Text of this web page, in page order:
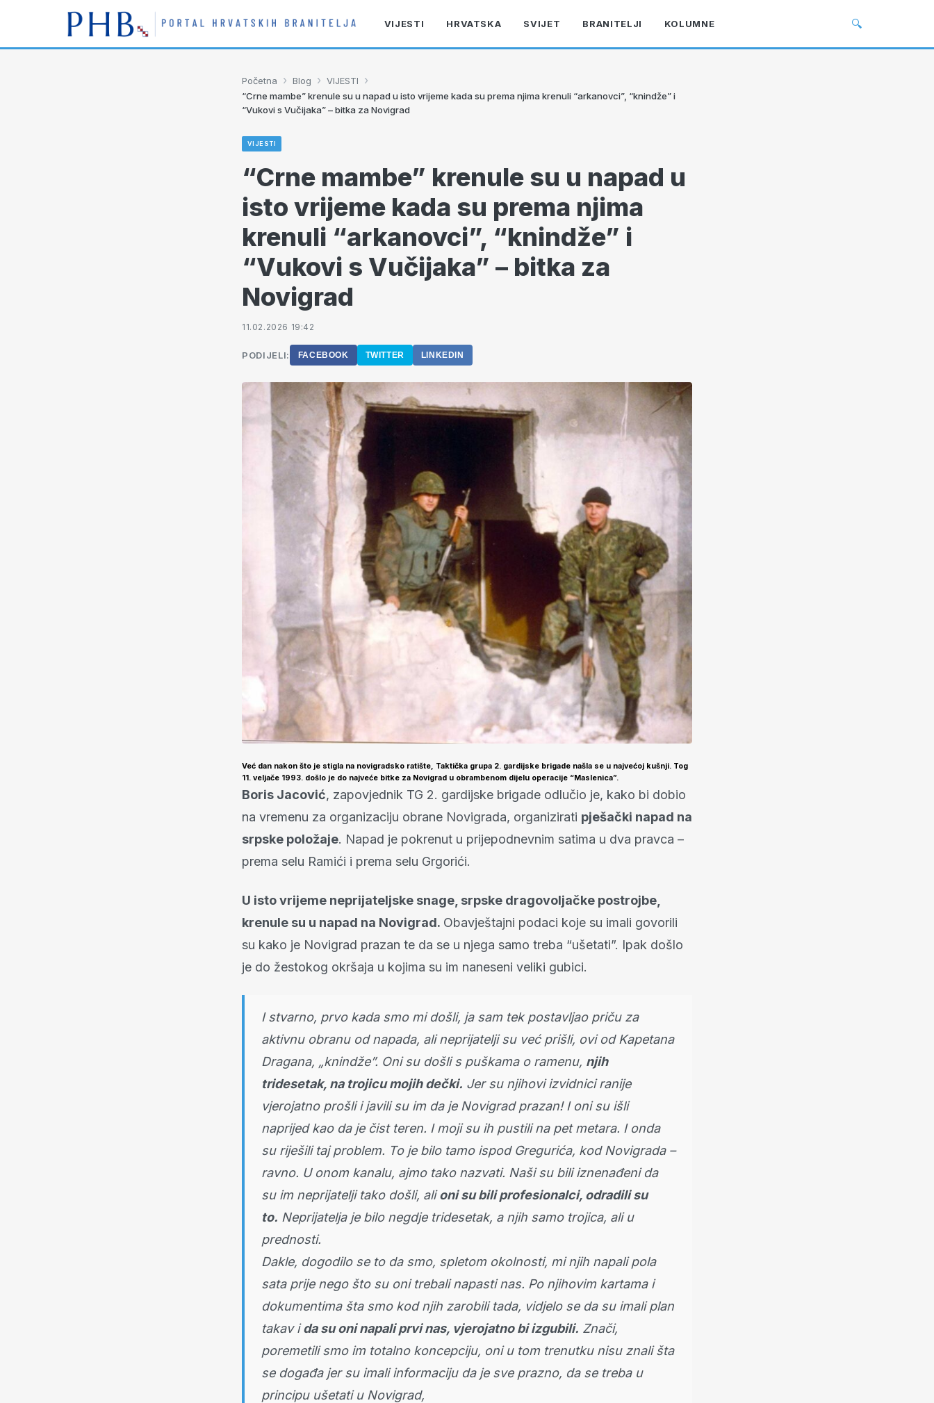
VIJESTI HRVATSKA SVIJET BRANITELJI KOLUMNE 🔍
Početna › Blog › VIJESTI ›
“Crne mambe” krenule su u napad u isto vrijeme kada su prema njima krenuli “arkanovci”, “knindže” i
“Vukovi s Vučijaka” – bitka za Novigrad
VIJESTI
“Crne mambe” krenule su u napad u
isto vrijeme kada su prema njima
krenuli “arkanovci”, “knindže” i
“Vukovi s Vučijaka” – bitka za
Novigrad
11.02.2026 19:42
PODIJELI: FACEBOOK TWITTER LINKEDIN
Već dan nakon što je stigla na novigradsko ratište, Taktička grupa 2. gardijske brigade našla se u najvećoj kušnji. Tog
11. veljače 1993. došlo je do najveće bitke za Novigrad u obrambenom dijelu operacije “Maslenica”.
Boris Jacović, zapovjednik TG 2. gardijske brigade odlučio je, kako bi dobio
na vremenu za organizaciju obrane Novigrada, organizirati pješački napad na
srpske položaje. Napad je pokrenut u prijepodnevnim satima u dva pravca –
prema selu Ramići i prema selu Grgorići.
U isto vrijeme neprijateljske snage, srpske dragovoljačke postrojbe,
krenule su u napad na Novigrad. Obavještajni podaci koje su imali govorili
su kako je Novigrad prazan te da se u njega samo treba “ušetati”. Ipak došlo
je do žestokog okršaja u kojima su im naneseni veliki gubici.
I stvarno, prvo kada smo mi došli, ja sam tek postavljao priču za
aktivnu obranu od napada, ali neprijatelji su već prišli, ovi od Kapetana
Dragana, „knindže”. Oni su došli s puškama o ramenu, njih
tridesetak, na trojicu mojih dečki. Jer su njihovi izvidnici ranije
vjerojatno prošli i javili su im da je Novigrad prazan! I oni su išli
naprijed kao da je čist teren. I moji su ih pustili na pet metara. I onda
su riješili taj problem. To je bilo tamo ispod Gregurića, kod Novigrada –
ravno. U onom kanalu, ajmo tako nazvati. Naši su bili iznenađeni da
su im neprijatelji tako došli, alioni su bili profesionalci, odradili su
to. Neprijatelja je bilo negdje tridesetak, a njih samo trojica, ali u
prednosti.
Dakle, dogodilo se to da smo, spletom okolnosti, mi njih napali pola
sata prije nego što su oni trebali napasti nas. Po njihovim kartama i
dokumentima šta smo kod njih zarobili tada, vidjelo se da su imali plan
takav ida su oni napali prvi nas, vjerojatno bi izgubili. Znači,
poremetili smo im totalno koncepciju, oni u tom trenutku nisu znali šta
se događa jer su imali informaciju da je sve prazno, da se treba u
principu ušetati u Novigrad,